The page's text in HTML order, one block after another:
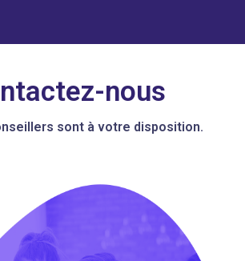
nous
sont à votre disposition.